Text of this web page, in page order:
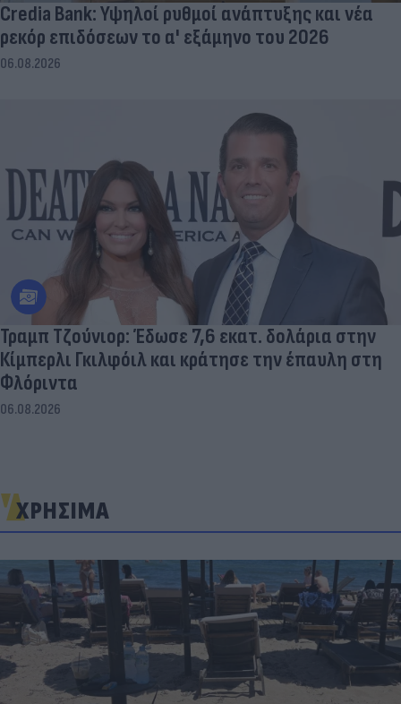
Credia Bank: Υψηλοί ρυθμοί ανάπτυξης και νέα
ρεκόρ επιδόσεων το α' εξάμηνο του 2026
06.08.2026
Τραμπ Τζούνιορ: Έδωσε 7,6 εκατ. δολάρια στην
Κίμπερλι Γκιλφόιλ και κράτησε την έπαυλη στη
Φλόριντα
06.08.2026
ΧΡΗΣΙΜΑ